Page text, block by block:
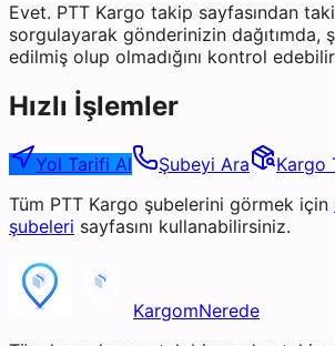
Evet. PTT Kargo takip sayfasından
sorgulayarak gönderinizin dağıtımda,
edilmiş olup olmadığını kontrol
Hızlı İşlemler
Yol Tarifi Al Şubeyi Ara
Kargo
Tüm PTT Kargo şubelerini görmek için
şubeleri sayfasını kullanabilirsiniz.
KargomNerede